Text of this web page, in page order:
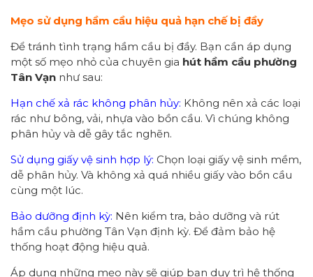
Mẹo sử dụng hầm cầu hiệu quả hạn chế bị đầy
Để tránh tình trạng hầm cầu bị đầy. Bạn cần áp dụng
một số mẹo nhỏ của chuyên gia hút hầm cầu phường
Tân Vạn như sau:
Hạn chế xả rác không phân hủy: Không nên xả các loại
rác như bông, vải, nhựa vào bồn cầu. Vì chúng không
phân hủy và dễ gây tắc nghẽn.
Sử dụng giấy vệ sinh hợp lý: Chọn loại giấy vệ sinh mềm,
dễ phân hủy. Và không xả quá nhiều giấy vào bồn cầu
cùng một lúc.
Bảo dưỡng định kỳ: Nên kiểm tra, bảo dưỡng và rút
hầm cầu phường Tân Vạn định kỳ. Để đảm bảo hệ
thống hoạt động hiệu quả.
Áp dụng những mẹo này sẽ giúp bạn duy trì hệ thống